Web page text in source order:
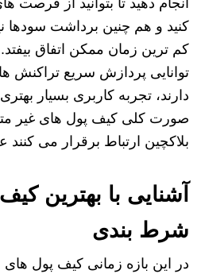
انجام دهید تا بتوانید از فرصت
کنید و هم چنین برداشت سودها
کم ترین زمان ممکن اتفاق
توانایی پردازش سریع تراکنش
دارند، تجربه کاربری بسیار
صورت کلی کیف پول های غیر
بلاکچین ارتباط برقرار می کنند
آشنایی با بهترین
شرط بندی
در این بازه زمانی کیف پول های